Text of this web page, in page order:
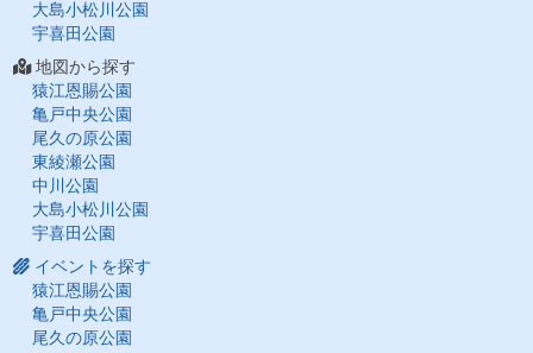
大島小松川公園
宇喜田公園
地図から探す
猿江恩賜公園
亀戸中央公園
尾久の原公園
東綾瀬公園
中川公園
大島小松川公園
宇喜田公園
イベントを探す
猿江恩賜公園
亀戸中央公園
尾久の原公園